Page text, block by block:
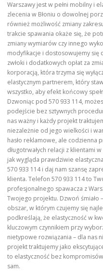
Warszawy jest w pełni mobilny i
zlecenia w Błoniu o dowolnej
również możliwość zmiany
trakcie spawania okaże się, że
zmiany wymiarów czy innego
modyfikacje i dostosowujemy się
zwłoki i dodatkowych opłat za
korporacją, która trzyma się
elastycznym partnerem, który
wszystko, aby efekt końcowy
Dzwoniąc pod 570 933 114,
podejście bez sztywnych
nas ważny i każdy projekt
niezależnie od jego wielkości i
hasło reklamowe, ale codzienna
długotrwałych relacji z klientami
jak wygląda prawdziwie
570 933 114 i daj nam szansę
klienta. Telefon 570 933 114 to
profesjonalnego spawacza z
Twojego projektu. Dzwoń śmiało
obszar, w którym czujemy się
podkreślają, że elastyczność w
kluczowym czynnikiem przy
nietypowe rozwiązania – dla nas
projekt traktujemy jako
to elastyczność bez
sam.